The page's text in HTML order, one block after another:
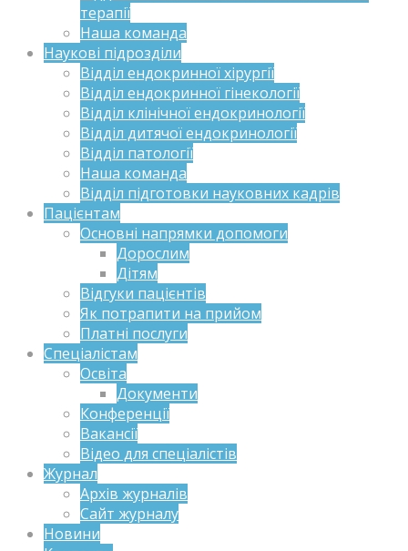
терапії
Наша команда
Наукові підрозділи
Відділ ендокринної хірургії
Відділ ендокринної гінекології
Відділ клінічної ендокринології
Відділ дитячої ендокринології
Відділ патології
Наша команда
Відділ підготовки науковних кадрів
Пацієнтам
Основні напрямки допомоги
Дорослим
Дітям
Відгуки пацієнтів
Як потрапити на прийом
Платні послуги
Спеціалістам
Освіта
Документи
Конференції
Вакансії
Відео для спеціалістів
Журнал
Архів журналів
Сайт журналу
Новини